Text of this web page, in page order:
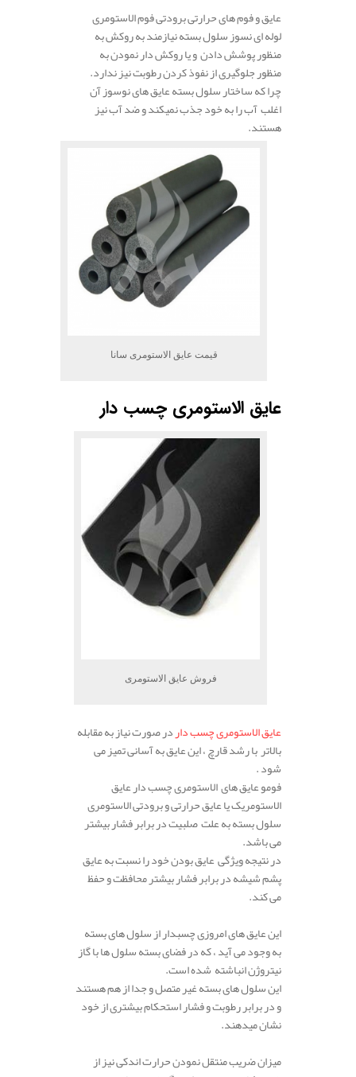
عایق و فوم های حرارتی برودتی فوم الاستومری
لوله ای نسوز سلول بسته نیازمند به روکش به
منظور پوشش دادن و یا روکش دار نمودن به
منظور جلوگیری از نفوذ کردن رطوبت نیز ندارد.
چرا که ساختار سلول بسته عایق های نوسوز آن
اغلب آب را به خود جذب نمیکند و ضد آب نیز
هستند.
قیمت عایق الاستومری سانا
عایق الاستومری چسب دار
فروش عایق الاستومری
عایق الاستومری چسب دار در صورت نیاز به مقابله
بالاتر با رشد قارچ ، این عایق به آسانی تمیز می
شود .
فومو عایق های الاستومری چسب دار عایق
الاستومریک یا عایق حرارتی و برودتی الاستومری
سلول بسته به علت صلبیت در برابر فشار بیشتر
می باشد.
در نتیجه ویژگی عایق بودن خود را نسبت به عایق
پشم شیشه در برابر فشار بیشتر محافظت و حفظ
می کند.
این عایق های امروزی چسبدار از سلول های بسته
به وجود می آید ، که در فضای بسته سلول ها با گاز
نیتروژن انباشته شده است.
این سلول های بسته غیر متصل و جدا از هم هستند
و در برابر رطوبت و فشار استحکام بیشتری از خود
نشان میدهند.
میزان ضریب منتقل نمودن حرارت اندکی نیز از